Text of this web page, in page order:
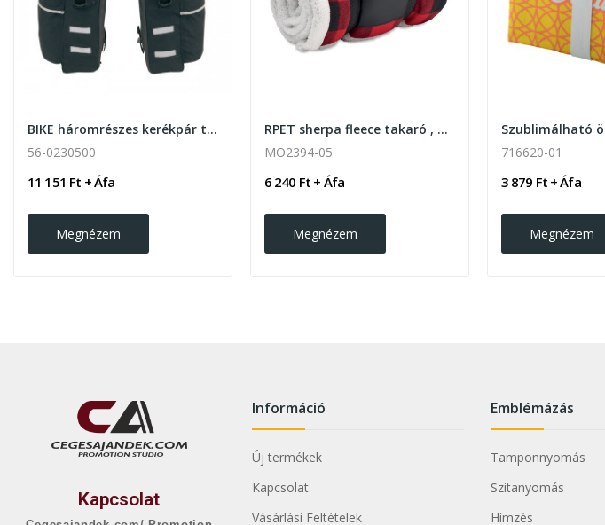
BIKE háromrészes kerékpár táska szett, fekete
56-0230500
11 151 Ft + Áfa
Megnézem
RPET sherpa fleece takaró , piros
MO2394-05
6 240 Ft + Áfa
Megnézem
716620-01
3 879 Ft + Áfa
Megnézem
Kapcsolat
Információ
Új termékek
Kapcsolat
Vásárlási Feltételek
Emblémázás
Tamponnyomás
Szitanyomás
Hímzés